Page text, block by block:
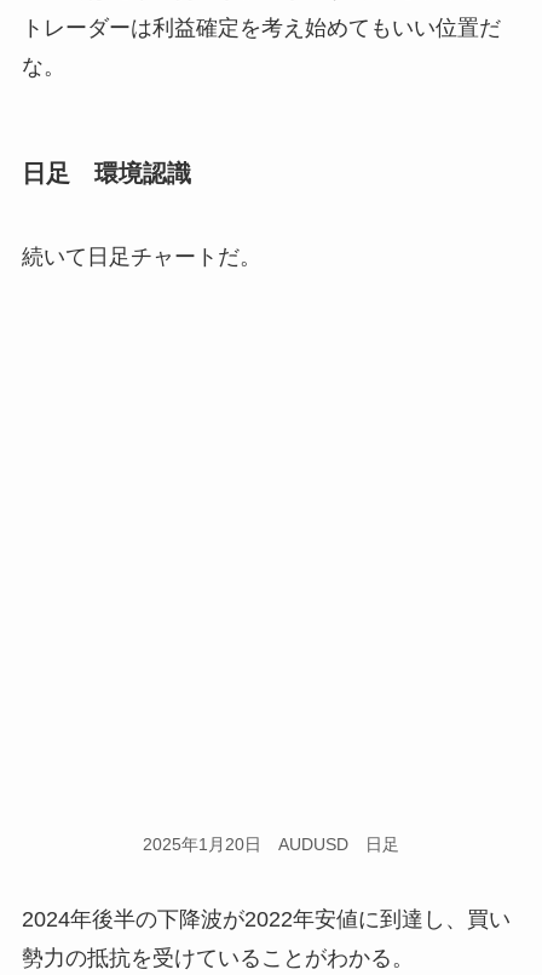
トレーダーは利益確定を考え始めてもいい位置だ
な。
日足 環境認識
続いて日足チャートだ。
2025年1月20日 AUDUSD 日足
2024年後半の下降波が2022年安値に到達し、買い
勢力の抵抗を受けていることがわかる。